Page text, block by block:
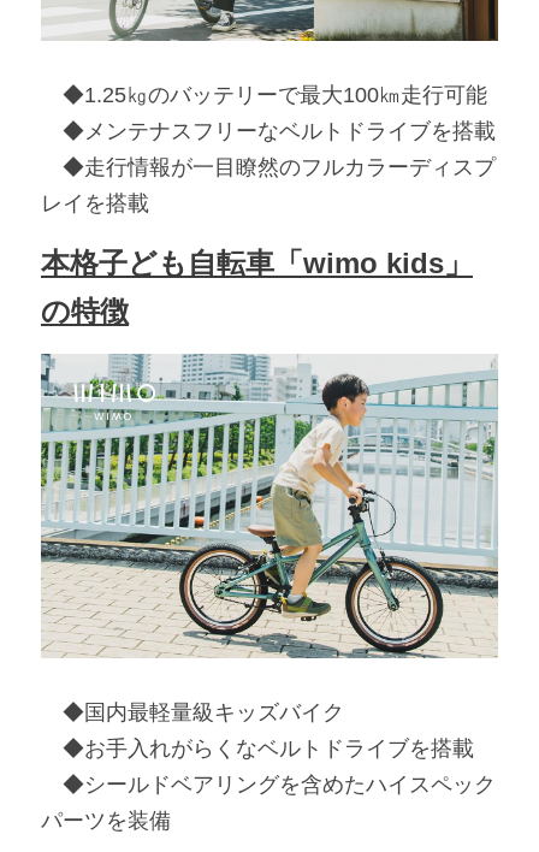
◆1.25㎏のバッテリーで最大100㎞走行可能
◆メンテナスフリーなベルトドライブを搭載
◆走行情報が一目瞭然のフルカラーディスプ
レイを搭載
本格子ども自転車「wimo kids」
の特徴
◆国内最軽量級キッズバイク
◆お手入れがらくなベルトドライブを搭載
◆シールドベアリングを含めたハイスペック
パーツを装備